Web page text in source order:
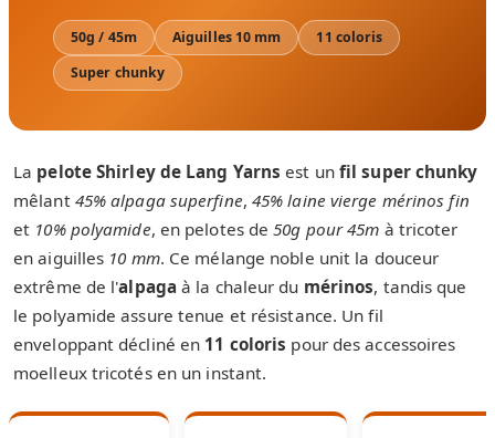
50g / 45m Aiguilles 10 mm
11 coloris
Super chunky
La pelote Shirley de Lang Yarns est un fil super chunky
mêlant 45% alpaga superfine, 45% laine vierge mérinos fin
et 10% polyamide, en pelotes de50g pour 45m à tricoter
en aiguilles 10 mm. Ce mélange noble unit la douceur
extrême de l'alpaga à la chaleur du mérinos, tandis que
le polyamide assure tenue et résistance. Un fil
enveloppant décliné en 11 coloris pour des accessoires
moelleux tricotés en un instant.